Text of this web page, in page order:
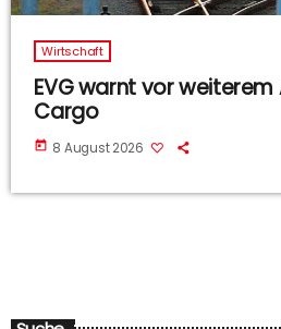
Wirtschaft
EVG warnt vor weiterem
Cargo
today 8 August 2026